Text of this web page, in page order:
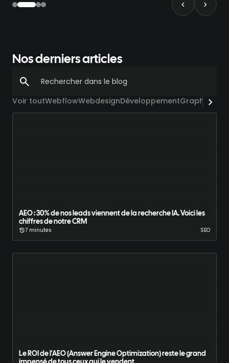
Nos derniers articles
Voir toutWebflowWebdesignDéveloppementGraphisme
AEO : 30% de nos leads viennent de la recherche IA. Voici les
chiffres de notre CRM
7 minutes SEO
Le ROI de l'AEO (Answer Engine Optimization) reste le grand